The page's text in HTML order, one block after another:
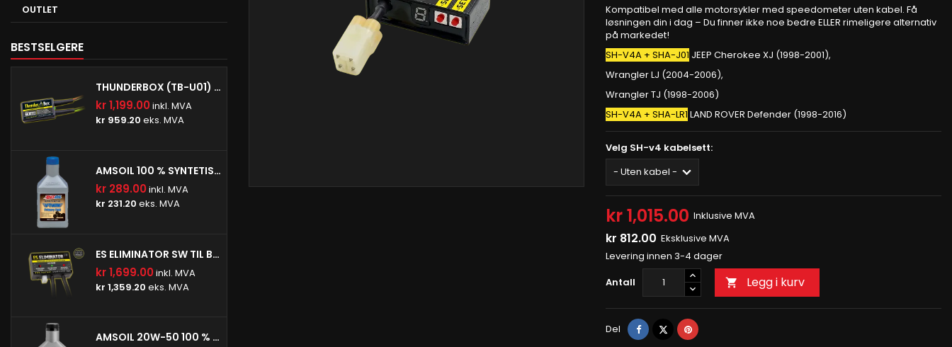
OUTLET
BESTSELGERE
THUNDERBOX (TB-U01) (MAKSIMAL KOBLINGSSTRØM: 16A)
kr 1,199.00 inkl. MVA
kr 959.20 eks. MVA
AMSOIL 100 % SYNTETISK V-TWIN PRIMÆROLJE
kr 289.00 inkl. MVA
kr 231.20 eks. MVA
ES ELIMINATOR SW TIL BMW- (ESE-SW-BM1)
kr 1,699.00 inkl. MVA
kr 1,359.20 eks. MVA
AMSOIL 20W-50 100 % SYNTETISK V-TWIN MOTOROLJE
Kompatibel med alle motorsykler med speedometer uten kabel. Få
løsningen din i dag – Du finner ikke noe bedre ELLER rimeligere alternativ
på markedet!
SH-V4A + SHA-J01 JEEP Cherokee XJ (1998-2001),
Wrangler LJ (2004-2006),
Wrangler TJ (1998-2006)
SH-V4A + SHA-LR1 LAND ROVER Defender (1998-2016)
Velg SH-v4 kabelsett:
kr 1,015.00 Inklusive MVA
kr 812.00 Eksklusive MVA
Levering innen 3-4 dager
Antall
 Legg i kurv
Del Del TvitrePinterest